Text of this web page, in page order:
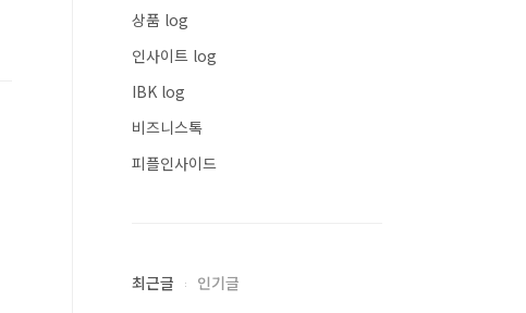
상품 log
인사이트 log
IBK log
비즈니스톡
피플인사이드
최근글 인기글